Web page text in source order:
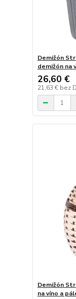
Demižón
demižón na
26,60 €
21,63 € bez
Demižón
na víno a